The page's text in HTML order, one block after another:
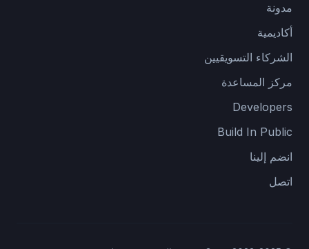
مدونة
أكاديمية
الشركاء التسويقيين
مركز المساعدة
Developers
Build In Public
انضم إلينا
اتصل